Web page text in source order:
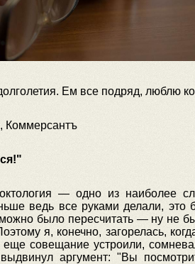
Ем все подряд, люблю
Коммерсантъ
— одно из наиболее
ведь все руками делали, это
было пересчитать — ну не
я, конечно, загорелась,
совещание устроили,
аргумент: "Вы